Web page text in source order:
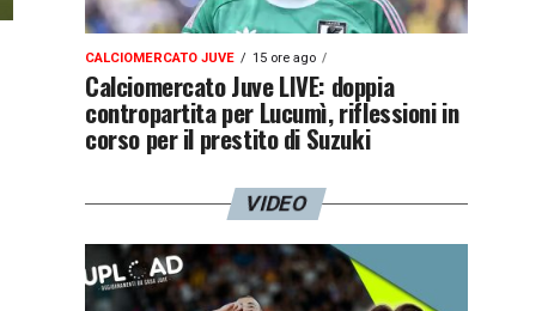
CALCIOMERCATO JUVE 15 ore ago
Calciomercato Juve LIVE: doppia
contropartita per Lucumì, riflessioni in
corso per il prestito di Suzuki
VIDEO